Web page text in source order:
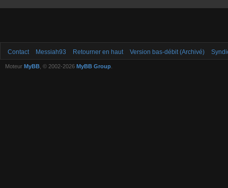
Contact Messiah93 Retourner en haut Version bas-débit (Archivé)
Moteur MyBB , © 2002-2026 MyBB Group